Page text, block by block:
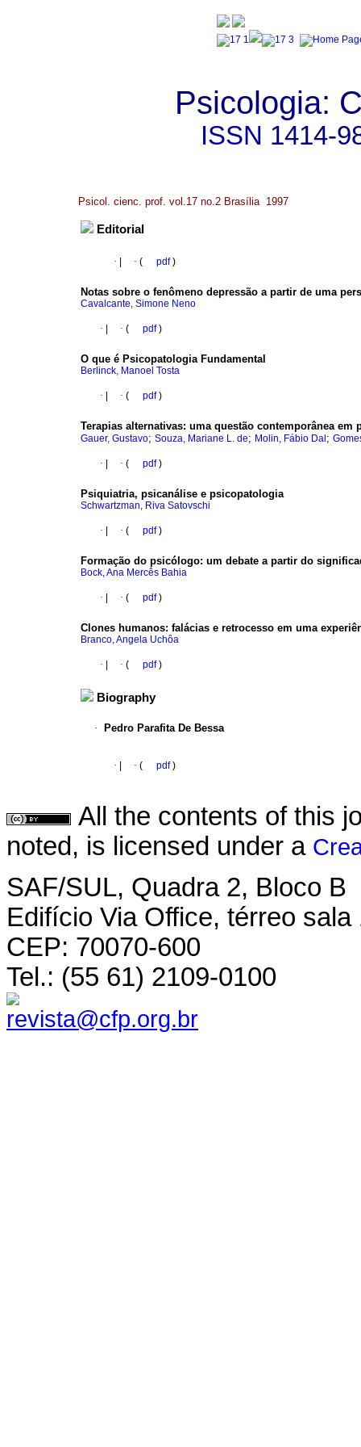
Psicologia:
ISSN 1414-
Psicol. cienc. prof. vol.17 no.2 Brasília 1997
Editorial
· · ( pdf)
Notas sobre o fenômeno depressão a partir de uma
Cavalcante, Simone Neno
· · ( pdf)
O que é Psicopatologia Fundamental
Berlinck, Manoel Tosta
· · ( pdf)
Terapias alternativas: uma questão contemporânea em
Gauer, Gustavo; Souza, Mariane L. de; Molin, Fábio Dal ;
· · ( pdf)
Psiquiatria, psicanálise e psicopatologia
Schwartzman, Riva Satovschi
· · ( pdf)
Formação do psicólogo: um debate a partir do
Bock, Ana Mercês Bahia
· · ( pdf)
Clones humanos: falácias e retrocesso em uma
Branco, Angela Uchôa
· · ( pdf)
Biography
· Pedro Parafita De Bessa
· · ( pdf)
All the contents of this
noted, is licensed under a
SAF/SUL, Quadra 2, Bloco B
Edifício Via Office, térreo sala
CEP: 70070-600
Tel.: (55 61) 2109-0100
revista@cfp.org.br